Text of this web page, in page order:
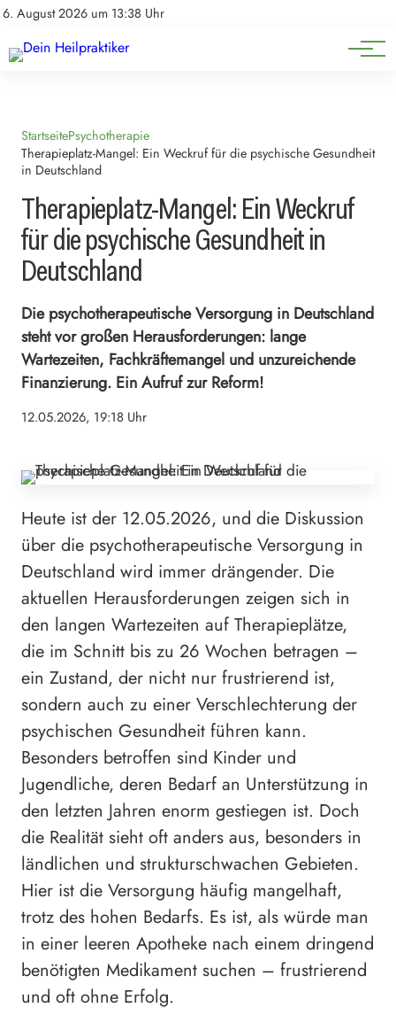
6. August 2026 um 13:38 Uhr
Impressum
Natürliche Medizin
Heilpflanzen & Kräuterkunde
StartseitePsychotherapie
Therapieplatz-Mangel: Ein Weckruf für die psychische Gesundheit
in Deutschland
Therapieplatz-Mangel: Ein Weckruf
für die psychische Gesundheit in
Deutschland
Die psychotherapeutische Versorgung in Deutschland
steht vor großen Herausforderungen: lange
Wartezeiten, Fachkräftemangel und unzureichende
Finanzierung. Ein Aufruf zur Reform!
12.05.2026, 19:18 Uhr
Heute ist der 12.05.2026, und die Diskussion
über die psychotherapeutische Versorgung in
Deutschland wird immer drängender. Die
aktuellen Herausforderungen zeigen sich in
den langen Wartezeiten auf Therapieplätze,
die im Schnitt bis zu 26 Wochen betragen –
ein Zustand, der nicht nur frustrierend ist,
sondern auch zu einer Verschlechterung der
psychischen Gesundheit führen kann.
Besonders betroffen sind Kinder und
Jugendliche, deren Bedarf an Unterstützung in
den letzten Jahren enorm gestiegen ist. Doch
die Realität sieht oft anders aus, besonders in
ländlichen und strukturschwachen Gebieten.
Hier ist die Versorgung häufig mangelhaft,
trotz des hohen Bedarfs. Es ist, als würde man
in einer leeren Apotheke nach einem dringend
benötigten Medikament suchen – frustrierend
und oft ohne Erfolg.